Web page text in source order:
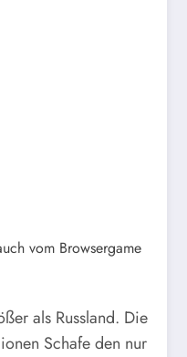
vom Browsergame
als Russland. Die
Schafe den nur